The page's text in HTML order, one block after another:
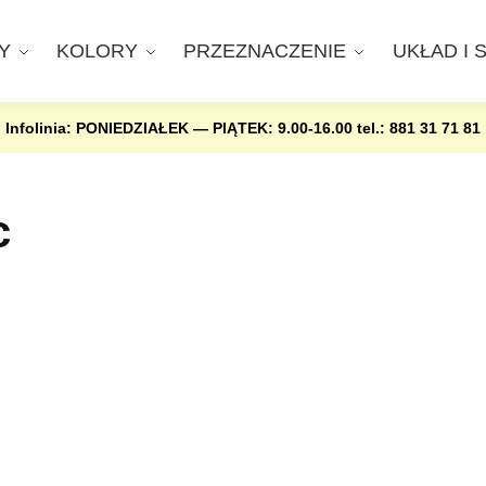
KOLORY PRZEZNACZENIE UKŁAD I
Infolinia: PONIEDZIAŁEK — PIĄTEK: 9.00-16.00 tel.: 881 31 71 81